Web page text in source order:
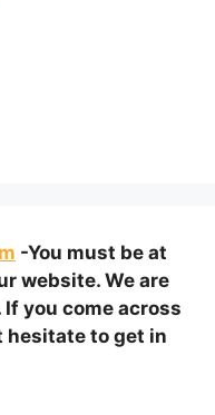
-You must be at
website. We are
you come across
hesitate to get in